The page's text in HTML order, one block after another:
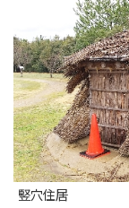
竪穴住居